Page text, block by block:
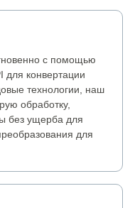
с помощью
для конвертации
технологии, наш
обработку,
без ущерба для
для